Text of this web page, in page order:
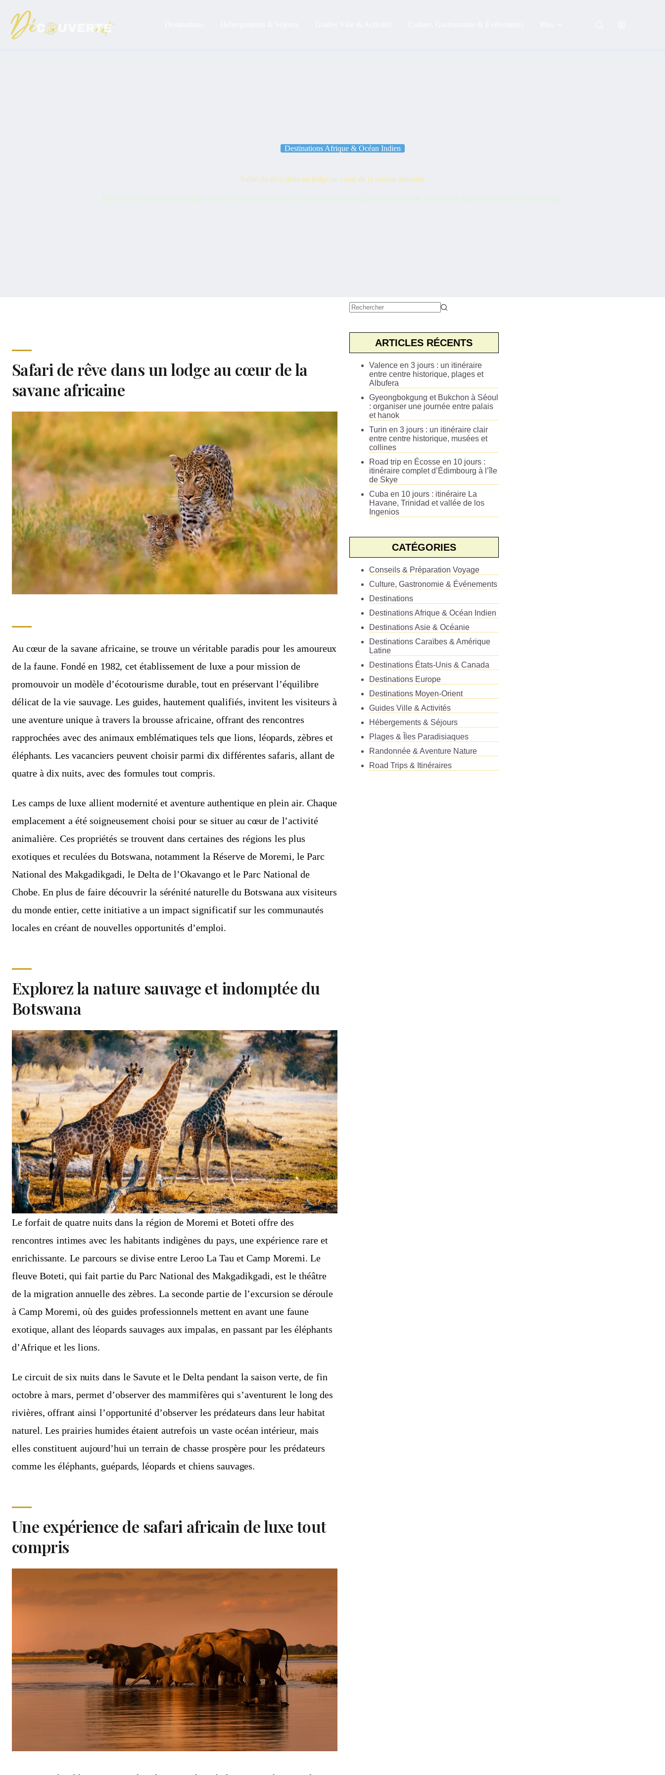
contenu
Destinations Afrique & Océan Indien
Safari de rêve dans un lodge au cœur de la savane africaine
Un safari de rêve dans un lodge luxueux vous attend au cœur de la savane africaine, pour une aventure inoubliable au plus près de la faune sauvage.
Safari de rêve dans un lodge au cœur de la
savane africaine
Au cœur de la savane africaine, se trouve un véritable paradis pour les amoureux
de la faune. Fondé en 1982, cet établissement de luxe a pour mission de
promouvoir un modèle d’écotourisme durable, tout en préservant l’équilibre
délicat de la vie sauvage. Les guides, hautement qualifiés, invitent les visiteurs à
une aventure unique à travers la brousse africaine, offrant des rencontres
rapprochées avec des animaux emblématiques tels que lions, léopards, zèbres et
éléphants. Les vacanciers peuvent choisir parmi dix différentes safaris, allant de
quatre à dix nuits, avec des formules tout compris.
Les camps de luxe allient modernité et aventure authentique en plein air. Chaque
emplacement a été soigneusement choisi pour se situer au cœur de l’activité
animalière. Ces propriétés se trouvent dans certaines des régions les plus
exotiques et reculées du Botswana, notamment la Réserve de Moremi, le Parc
National des Makgadikgadi, le Delta de l’Okavango et le Parc National de
Chobe. En plus de faire découvrir la sérénité naturelle du Botswana aux visiteurs
du monde entier, cette initiative a un impact significatif sur les communautés
locales en créant de nouvelles opportunités d’emploi.
Explorez la nature sauvage et indomptée du
Botswana
Le forfait de quatre nuits dans la région de Moremi et Boteti offre des
rencontres intimes avec les habitants indigènes du pays, une expérience rare et
enrichissante. Le parcours se divise entre Leroo La Tau et Camp Moremi. Le
fleuve Boteti, qui fait partie du Parc National des Makgadikgadi, est le théâtre
de la migration annuelle des zèbres. La seconde partie de l’excursion se déroule
à Camp Moremi, où des guides professionnels mettent en avant une faune
exotique, allant des léopards sauvages aux impalas, en passant par les éléphants
d’Afrique et les lions.
Le circuit de six nuits dans le Savute et le Delta pendant la saison verte, de fin
octobre à mars, permet d’observer des mammifères qui s’aventurent le long des
rivières, offrant ainsi l’opportunité d’observer les prédateurs dans leur habitat
naturel. Les prairies humides étaient autrefois un vaste océan intérieur, mais
elles constituent aujourd’hui un terrain de chasse prospère pour les prédateurs
comme les éléphants, guépards, léopards et chiens sauvages.
Une expérience de safari africain de luxe tout
compris
ARTICLES RÉCENTS
Valence en 3 jours : un itinéraire
entre centre historique, plages et
Albufera
Gyeongbokgung et Bukchon à Séoul
: organiser une journée entre palais
et hanok
Turin en 3 jours : un itinéraire clair
entre centre historique, musées et
collines
Road trip en Écosse en 10 jours :
itinéraire complet d’Édimbourg à l’île
de Skye
Cuba en 10 jours : itinéraire La
Havane, Trinidad et vallée de los
Ingenios
CATÉGORIES
Conseils & Préparation Voyage
Culture, Gastronomie & Événements
Destinations
Destinations Afrique & Océan Indien
Destinations Asie & Océanie
Destinations Caraïbes & Amérique
Latine
Destinations États-Unis & Canada
Destinations Europe
Destinations Moyen-Orient
Guides Ville & Activités
Hébergements & Séjours
Plages & Îles Paradisiaques
Randonnée & Aventure Nature
Road Trips & Itinéraires